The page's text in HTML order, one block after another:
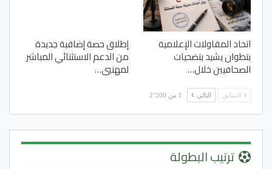
اتحاد المقاولات الإعلامية
بتطوان يشيد بتضحيات
الصحافيين خلال…
إطلاق حصة إضافية جديدة
من الدعم الاستثنائي المباشر
لمهنيي…
السابق التالي 1 من 2٬200
ترتيب البطولة